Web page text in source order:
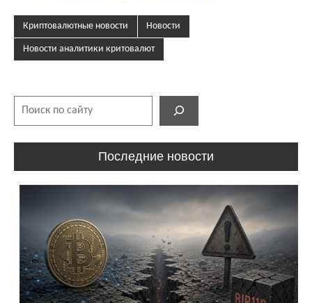
Криптовалютные новости Новости
Новости аналитики критовалют
Последние новости